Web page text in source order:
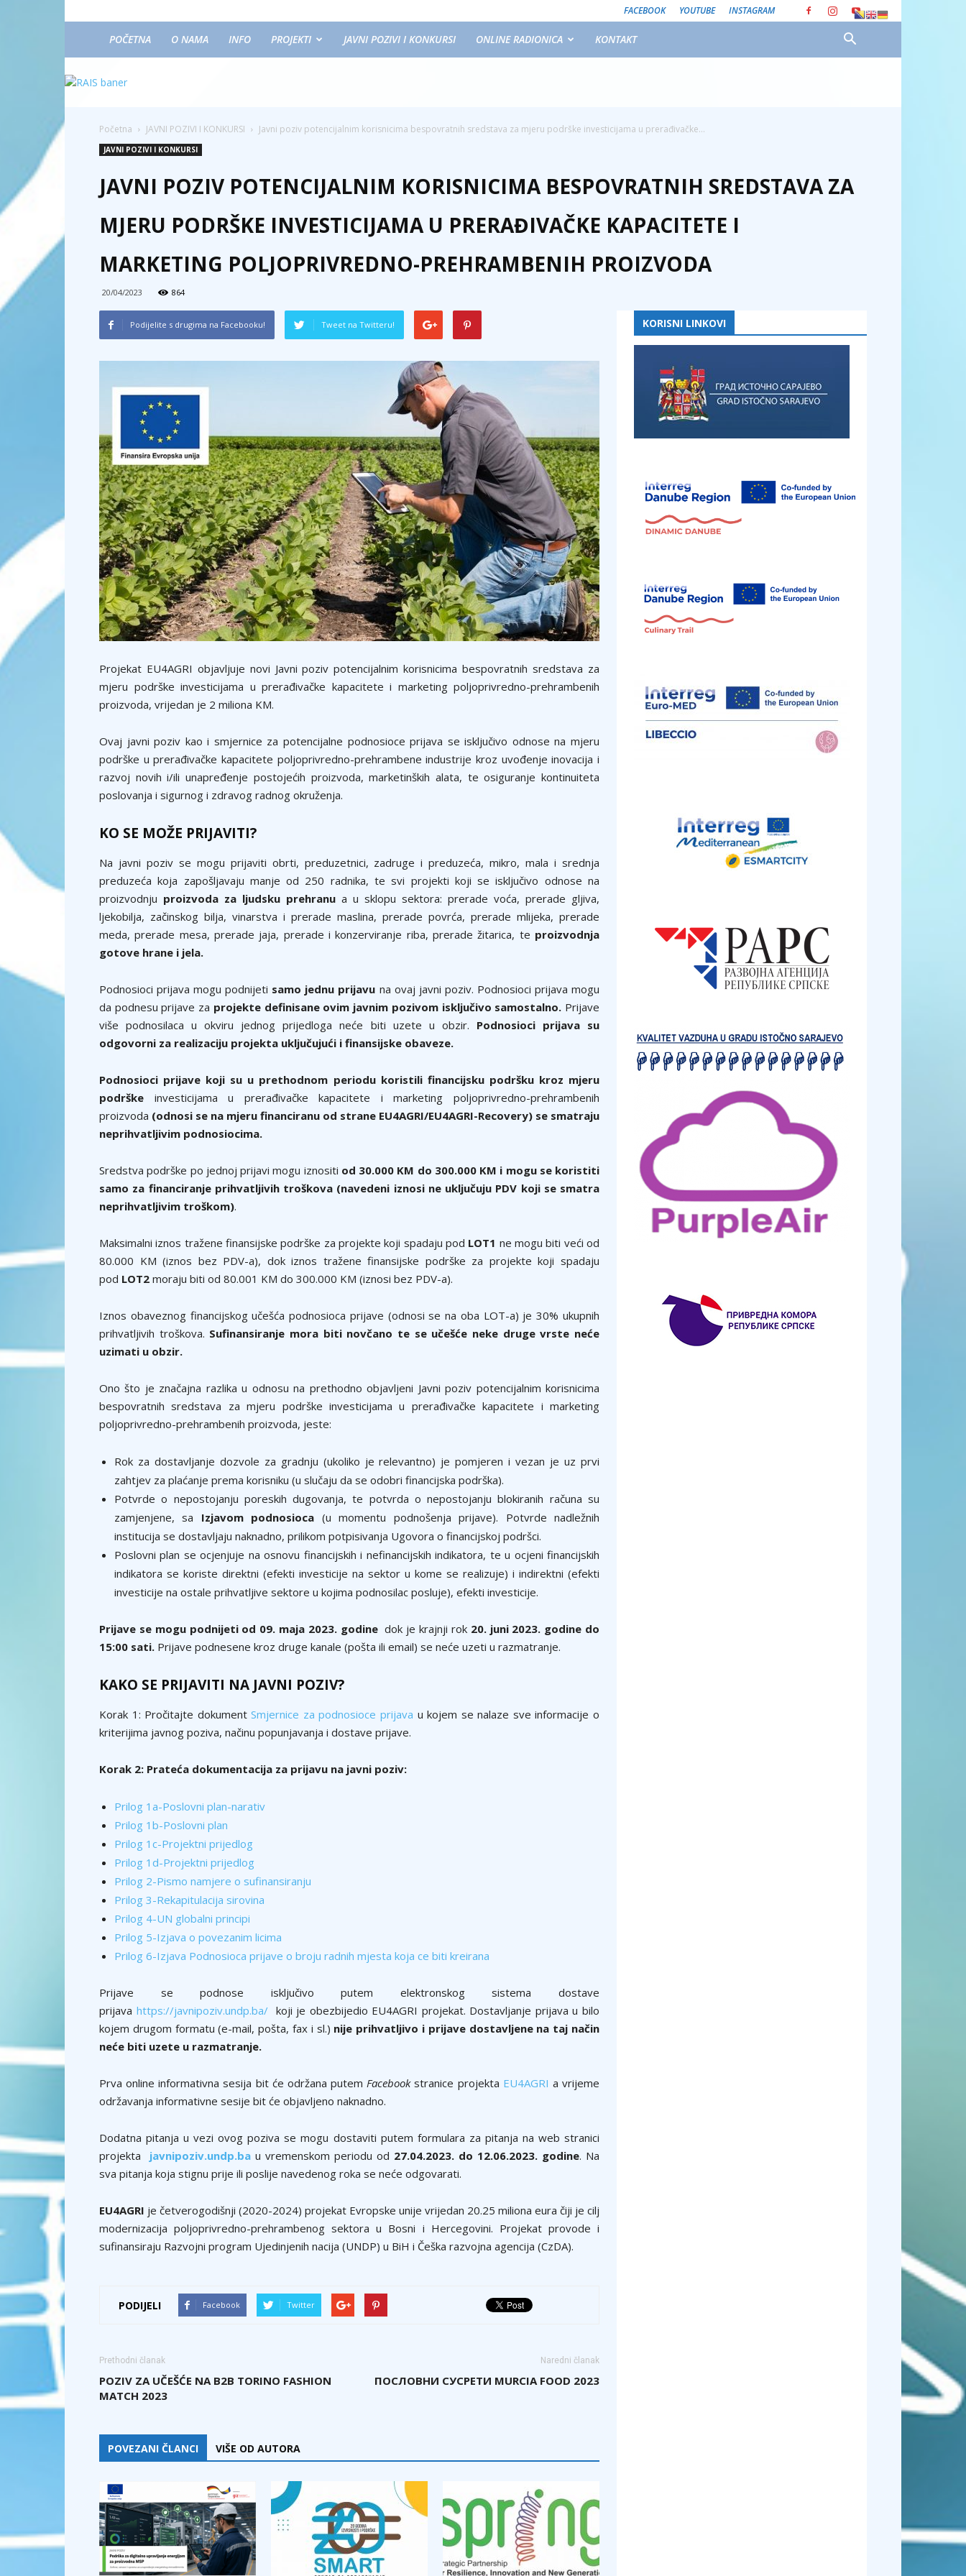
FACEBOOK YOUTUBE INSTAGRAM
POČETNA O NAMA INFO PROJEKTI JAVNI POZIVI I KONKURSI ONLINE RADIONICA KONTAKT
Početna JAVNI POZIVI I KONKURSI Javni poziv potencijalnim korisnicima bespovratnih sredstava za mjeru podrške investicijama u prerađivačke...
JAVNI POZIVI I KONKURSI
JAVNI POZIV POTENCIJALNIM KORISNICIMA BESPOVRATNIH SREDSTAVA ZA
MJERU PODRŠKE INVESTICIJAMA U PRERAĐIVAČKE KAPACITETE I
MARKETING POLJOPRIVREDNO-PREHRAMBENIH PROIZVODA
20/04/2023 864
Podijelite s drugima na Facebooku! Tweet na Twitteru!
Projekat EU4AGRI objavljuje novi Javni poziv potencijalnim korisnicima bespovratnih sredstava za
mjeru podrške investicijama u prerađivačke kapacitete i marketing poljoprivredno-prehrambenih
proizvoda, vrijedan je 2 miliona KM.
Ovaj javni poziv kao i smjernice za potencijalne podnosioce prijava se isključivo odnose na mjeru
podrške u prerađivačke kapacitete poljoprivredno-prehrambene industrije kroz uvođenje inovacija i
razvoj novih i/ili unapređenje postojećih proizvoda, marketinških alata, te osiguranje kontinuiteta
poslovanja i sigurnog i zdravog radnog okruženja.
KO SE MOŽE PRIJAVITI?
Na javni poziv se mogu prijaviti obrti, preduzetnici, zadruge i preduzeća, mikro, mala i srednja
preduzeća koja zapošljavaju manje od 250 radnika, te svi projekti koji se isključivo odnose na
proizvodnju proizvoda za ljudsku prehranu a u sklopu sektora: prerade voća, prerade gljiva,
ljekobilja, začinskog bilja, vinarstva i prerade maslina, prerade povrća, prerade mlijeka, prerade
meda, prerade mesa, prerade jaja, prerade i konzerviranje riba, prerade žitarica, te proizvodnja
gotove hrane i jela.
Podnosioci prijava mogu podnijeti samo jednu prijavu na ovaj javni poziv. Podnosioci prijava mogu
da podnesu prijave za projekte definisane ovim javnim pozivom isključivo samostalno. Prijave
više podnosilaca u okviru jednog prijedloga neće biti uzete u obzir. Podnosioci prijava su
odgovorni za realizaciju projekta uključujući i finansijske obaveze.
Podnosioci prijave koji su u prethodnom periodu koristili financijsku podršku kroz mjeru
podrške investicijama u prerađivačke kapacitete i marketing poljoprivredno-prehrambenih
proizvoda (odnosi se na mjeru financiranu od strane EU4AGRI/EU4AGRI-Recovery) se smatraju
neprihvatljivim podnosiocima.
Sredstva podrške po jednoj prijavi mogu iznositi od 30.000 KM do 300.000 KM i mogu se koristiti
samo za financiranje prihvatljivih troškova (navedeni iznosi ne uključuju PDV koji se smatra
neprihvatljivim troškom).
Maksimalni iznos tražene finansijske podrške za projekte koji spadaju pod LOT1 ne mogu biti veći od
80.000 KM (iznos bez PDV-a), dok iznos tražene finansijske podrške za projekte koji spadaju
pod LOT2 moraju biti od 80.001 KM do 300.000 KM (iznosi bez PDV-a).
Iznos obaveznog financijskog učešća podnosioca prijave (odnosi se na oba LOT-a) je 30% ukupnih
prihvatljivih troškova. Sufinansiranje mora biti novčano te se učešće neke druge vrste neće
uzimati u obzir.
Ono što je značajna razlika u odnosu na prethodno objavljeni Javni poziv potencijalnim korisnicima
bespovratnih sredstava za mjeru podrške investicijama u prerađivačke kapacitete i marketing
poljoprivredno-prehrambenih proizvoda, jeste:
Rok za dostavljanje dozvole za gradnju (ukoliko je relevantno) je pomjeren i vezan je uz prvi
zahtjev za plaćanje prema korisniku (u slučaju da se odobri financijska podrška).
Potvrde o nepostojanju poreskih dugovanja, te potvrda o nepostojanju blokiranih računa su
zamjenjene, sa Izjavom podnosioca (u momentu podnošenja prijave). Potvrde nadležnih
institucija se dostavljaju naknadno, prilikom potpisivanja Ugovora o financijskoj podršci.
Poslovni plan se ocjenjuje na osnovu financijskih i nefinancijskih indikatora, te u ocjeni financijskih
indikatora se koriste direktni (efekti investicije na sektor u kome se realizuje) i indirektni (efekti
investicije na ostale prihvatljive sektore u kojima podnosilac posluje), efekti investicije.
Prijave se mogu podnijeti od 09. maja 2023. godinedok je krajnji rok 20. juni 2023. godine do
15:00 sati. Prijave podnesene kroz druge kanale (pošta ili email) se neće uzeti u razmatranje.
KAKO SE PRIJAVITI NA JAVNI POZIV?
Korak 1: Pročitajte dokumentSmjernice za podnosioce prijava u kojem se nalaze sve informacije o
kriterijima javnog poziva, načinu popunjavanja i dostave prijave.
Korak 2: Prateća dokumentacija za prijavu na javni poziv:
Prilog 1a-Poslovni plan-narativ
Prilog 1b-Poslovni plan
Prilog 1c-Projektni prijedlog
Prilog 1d-Projektni prijedlog
Prilog 2-Pismo namjere o sufinansiranju
Prilog 3-Rekapitulacija sirovina
Prilog 4-UN globalni principi
Prilog 5-Izjava o povezanim licima
Prilog 6-Izjava Podnosioca prijave o broju radnih mjesta koja ce biti kreirana
Prijave se podnose isključivo putem elektronskog sistema dostave
prijava https://javnipoziv.undp.ba/koji je obezbijedio EU4AGRI projekat. Dostavljanje prijava u bilo
kojem drugom formatu (e-mail, pošta, fax i sl.) nije prihvatljivo i prijave dostavljene na taj način
neće biti uzete u razmatranje.
Prva online informativna sesija bit će održana putemFacebookstranice projekta EU4AGRI a vrijeme
održavanja informativne sesije bit će objavljeno naknadno.
Dodatna pitanja u vezi ovog poziva se mogu dostaviti putem formulara za pitanja na web stranici
projekta
javnipoziv.undp.ba u vremenskom periodu od 27.04.2023. do 12.06.2023. godine. Na
sva pitanja koja stignu prije ili poslije navedenog roka se neće odgovarati.
EU4AGRI je četverogodišnji (2020-2024) projekat Evropske unije vrijedan 20.25 miliona eura čiji je cilj
modernizacija poljoprivredno-prehrambenog sektora u Bosni i Hercegovini. Projekat provode i
sufinansiraju Razvojni program Ujedinjenih nacija (UNDP) u BiH i Češka razvojna agencija (CzDA).
PODIJELI Facebook Twitter
Prethodni članak
POZIV ZA UČEŠĆE NA B2B TORINO FASHION
MATCH 2023
Naredni članak
ПОСЛОВНИ СУСРЕТИ MURCIA FOOD 2023
POVEZANI ČLANCI VIŠE OD AUTORA
KORISNI LINKOVI